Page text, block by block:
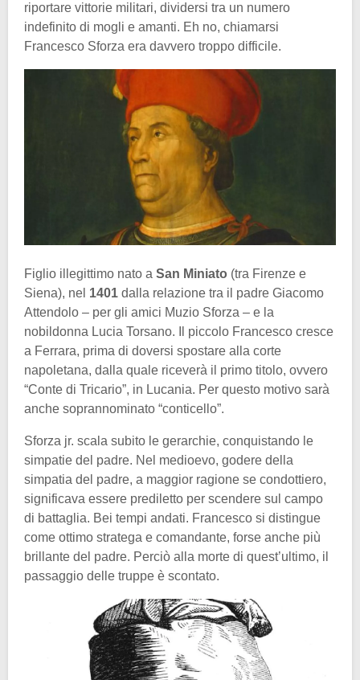
riportare vittorie militari, dividersi tra un numero
indefinito di mogli e amanti. Eh no, chiamarsi
Francesco Sforza era davvero troppo difficile.
Figlio illegittimo nato a San Miniato (tra Firenze e
Siena), nel 1401 dalla relazione tra il padre Giacomo
Attendolo – per gli amici Muzio Sforza – e la
nobildonna Lucia Torsano. Il piccolo Francesco cresce
a Ferrara, prima di doversi spostare alla corte
napoletana, dalla quale riceverà il primo titolo, ovvero
“Conte di Tricario”, in Lucania. Per questo motivo sarà
anche soprannominato “conticello”.
Sforza jr. scala subito le gerarchie, conquistando le
simpatie del padre. Nel medioevo, godere della
simpatia del padre, a maggior ragione se condottiero,
significava essere prediletto per scendere sul campo
di battaglia. Bei tempi andati. Francesco si distingue
come ottimo stratega e comandante, forse anche più
brillante del padre. Perciò alla morte di quest’ultimo, il
passaggio delle truppe è scontato.